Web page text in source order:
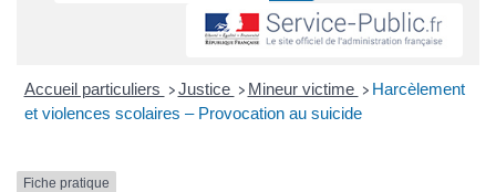
Accueil particuliers > Justice > Mineur victime > Harcèlement
et violences scolaires – Provocation au suicide
Fiche pratique